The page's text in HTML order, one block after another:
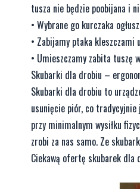
tusza nie będzie poobijana i
• Wybrane go kurczaka
• Zabijamy ptaka kleszczami
• Umieszczamy zabita tuszę
Skubarki dla drobiu –
Skubarki dla drobiu to
usunięcie piór, co tradycyjnie
przy minimalnym wysiłku
zrobi za nas samo. Ze
Ciekawą ofertę skubarek dla